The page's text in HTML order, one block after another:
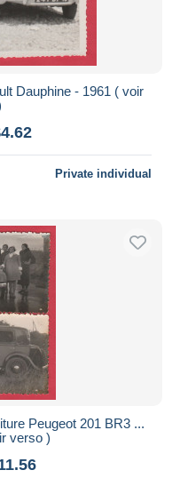
Dauphine - 1961 ( voir
Private individual
Peugeot 201 BR3 ...
verso )